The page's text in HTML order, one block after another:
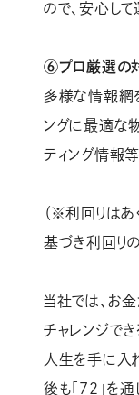
ので、安心し
⑥プロ厳選の
多様な情報網
ングに最適な
ティング情報
（※利回りはあ
基づき利回り
当社では、お
チャレンジで
人生を手に入
後も「72」を